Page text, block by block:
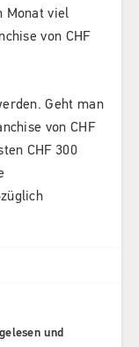
Monat viel
von CHF
Geht man
von CHF
CHF 300
gelesen und